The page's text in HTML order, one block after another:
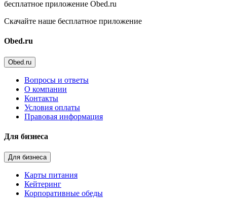
бесплатное приложение Obed.ru
Скачайте наше бесплатное приложение
Obed.ru
Obed.ru
Вопросы и ответы
О компании
Контакты
Условия оплаты
Правовая информация
Для бизнеса
Для бизнеса
Карты питания
Кейтеринг
Корпоративные обеды